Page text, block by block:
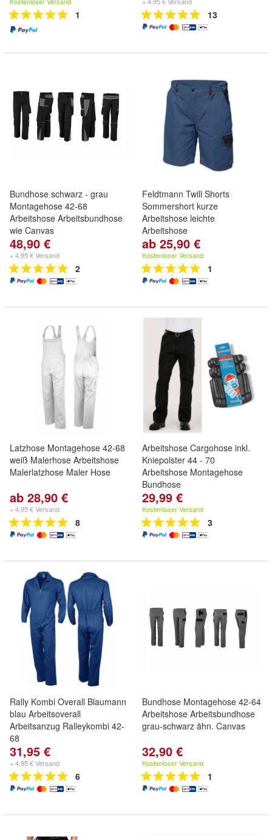
1 13
Bundhose schwarz - grau
Montagehose 42-68
Arbeitshose Arbeitsbundhose
wie Canvas
48,90 €
+ 4,95 € Versand
2
Feldtmann Twill Shorts
Sommershort kurze
Arbeitshose leichte
Arbeitshose
ab 25,90 €
Kostenloser Versand
1
Latzhose Montagehose 42-68
weiß Malerhose Arbeitshose
Malerlatzhose Maler Hose
ab 28,90 €
+ 4,95 € Versand
8
Arbeitshose Cargohose inkl.
Kniepolster 44 - 70
Arbeitshose Montagehose
Bundhose
29,99 €
Kostenloser Versand
3
Rally Kombi Overall Blaumann
blau Arbeitsoverall
Arbeitsanzug Ralleykombi 42-
68
31,95 €
+ 4,95 € Versand
6
Bundhose Montagehose 42-64
Arbeitshose Arbeitsbundhose
grau-schwarz ähn. Canvas
32,90 €
Kostenloser Versand
1